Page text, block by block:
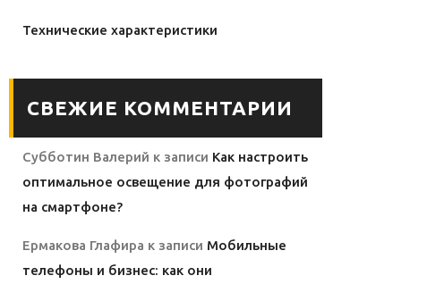
Технические характеристики
СВЕЖИЕ КОММЕНТАРИИ
Субботин Валерий к записи Как настроить
оптимальное освещение для фотографий
на смартфоне?
Ермакова Глафира к записи Мобильные
телефоны и бизнес: как они